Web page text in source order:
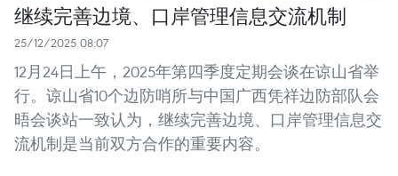
继续完善边境、口岸管理信息交流机制
25/12/2025 08:07
12月24日上午，2025年第四季度定期会谈在谅山省举
行。谅山省10个边防哨所与中国广西凭祥边防部队会
晤会谈站一致认为，继续完善边境、口岸管理信息交
流机制是当前双方合作的重要内容。